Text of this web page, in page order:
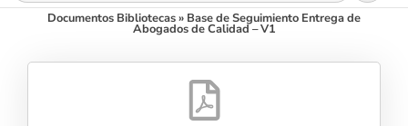
Documentos Bibliotecas» Base de Seguimiento Entrega de
Abogados de Calidad – V1